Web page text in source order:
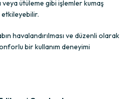
veya ütüleme gibi işlemler kumaş
etkileyebilir.
havalandırılması ve düzenli olarak
bir kullanım deneyimi